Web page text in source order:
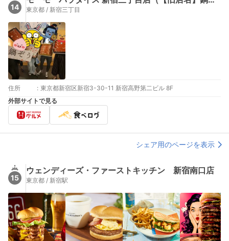
14 東京都 / 新宿三丁目
住所 : 東京都新宿区新宿3-30-11 新宿高野第二ビル 8F
外部サイトで見る
シェア用のページを表示
15
ウェンディーズ・ファーストキッチン 新宿南口店
東京都 / 新宿駅